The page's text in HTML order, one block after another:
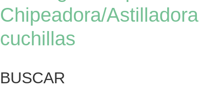
Chipeadora/Astilladora
cuchillas
BUSCAR